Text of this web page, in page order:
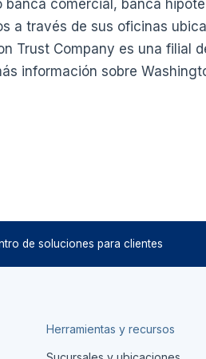
comercial, banca
a través de sus oficinas
Trust Company es una filial
información sobre
de soluciones para clientes
Herramientas y recursos